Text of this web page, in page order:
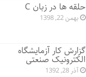
حلقه ها در زبان C
بهمن 22, 1398
گزارش کار آزمایشگاه
الکترونیک صنعتی
آذر 28, 1392